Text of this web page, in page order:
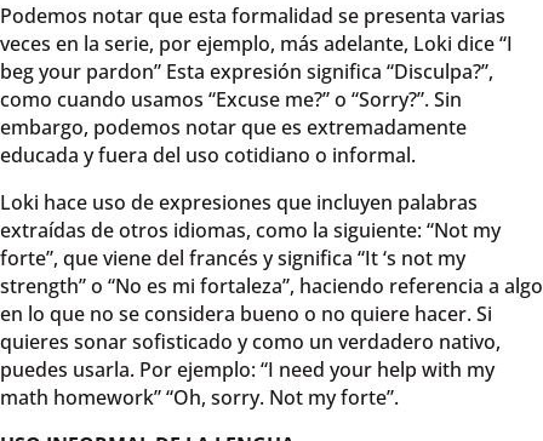
Podemos notar que esta formalidad se presenta varias
veces en la serie, por ejemplo, más adelante, Loki dice “I
beg your pardon” Esta expresión significa “Disculpa?”,
como cuando usamos “Excuse me?” o “Sorry?”. Sin
embargo, podemos notar que es extremadamente
educada y fuera del uso cotidiano o informal.
Loki hace uso de expresiones que incluyen palabras
extraídas de otros idiomas, como la siguiente: “Not my
forte”, que viene del francés y significa “It ‘s not my
strength” o “No es mi fortaleza”, haciendo referencia a algo
en lo que no se considera bueno o no quiere hacer. Si
quieres sonar sofisticado y como un verdadero nativo,
puedes usarla. Por ejemplo: “I need your help with my
math homework” “Oh, sorry. Not my forte”.